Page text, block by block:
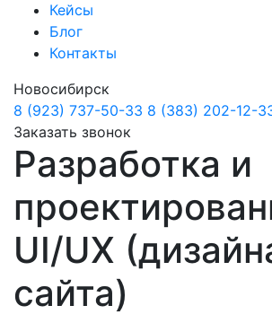
Кейсы
Блог
Контакты
Новосибирск
8 (923) 737-50-33 8 (383) 202-12-
Заказать звонок
Разработка и
UI/UX
сайта)